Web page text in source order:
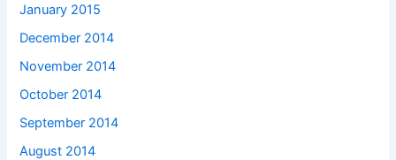
January 2015
December 2014
November 2014
October 2014
September 2014
August 2014